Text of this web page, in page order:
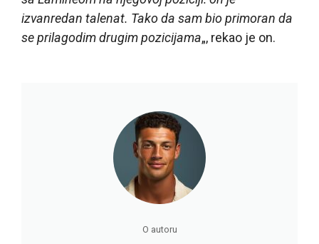
izvanredan talenat. Tako da sam bio primoran da
se prilagodim drugim pozicijama„, rekao je on.
O autoru